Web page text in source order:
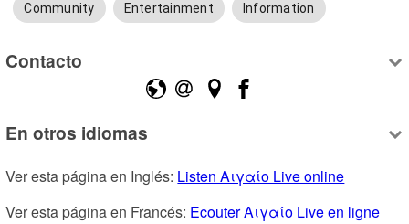
Community Entertainment Information
Contacto
En otros idiomas
Ver esta página en Inglés: Listen Αιγαίο Live online
Ver esta página en Francés: Ecouter Αιγαίο Live en ligne